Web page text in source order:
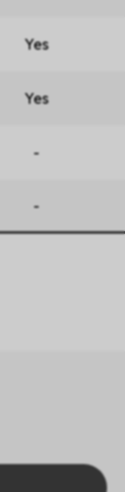
Yes
Yes
-
-